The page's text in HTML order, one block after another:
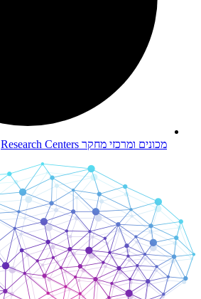
מכונים ומרכזי מחקר Research Centers